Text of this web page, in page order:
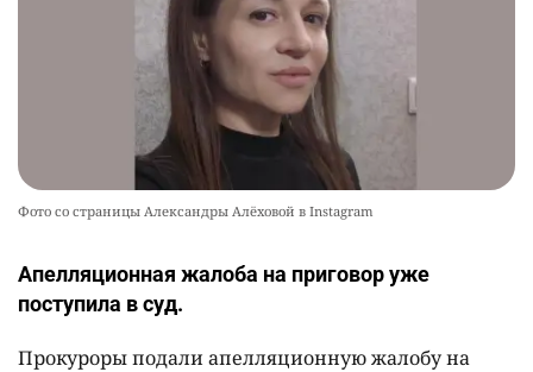
Фото со страницы Александры Алёховой в Instagram
Апелляционная жалоба на приговор уже
поступила в суд.
Прокуроры подали апелляционную жалобу на